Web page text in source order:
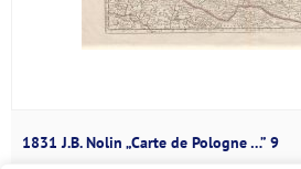
1831 J.B. Nolin „Carte de Pologne …” 9